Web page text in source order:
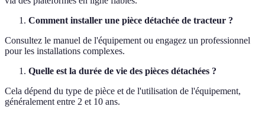
Comment installer une pièce détachée de tracteur ?
Consultez le manuel de l'équipement ou engagez un professionnel
pour les installations complexes.
Quelle est la durée de vie des pièces détachées ?
Cela dépend du type de pièce et de l'utilisation de l'équipement,
généralement entre 2 et 10 ans.